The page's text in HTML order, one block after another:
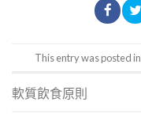
This entry was posted in
軟質飲食原則